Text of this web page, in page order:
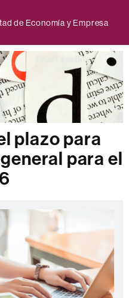
de Economía y Empresa
plazo para
para el